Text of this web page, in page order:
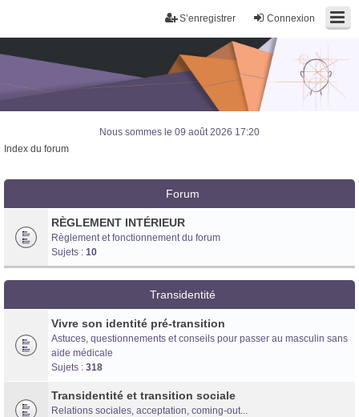
Connexion
S’enregistrer
Trans District
Forum d'information sur les transidentités masculines FtM/FtX/Ft*
Nous sommes le 09 août 2026 17:20
Index du forum
Forum
RÈGLEMENT INTÉRIEUR
Règlement et fonctionnement du forum
Sujets : 10
Transidentité
Vivre son identité pré-transition
Astuces, questionnements et conseils pour passer au masculin sans
aide médicale
Sujets : 318
Transidentité et transition sociale
Relations sociales, acceptation, coming-out...